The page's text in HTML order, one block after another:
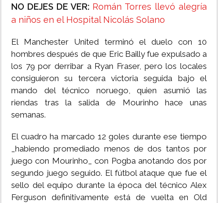
NO DEJES DE VER: Román Torres llevó alegría
a niños en el Hospital Nicolás Solano
El Manchester United terminó el duelo con 10
hombres después de que Eric Bailly fue expulsado a
los 79 por derribar a Ryan Fraser, pero los locales
consiguieron su tercera victoria seguida bajo el
mando del técnico noruego, quien asumió las
riendas tras la salida de Mourinho hace unas
semanas.
El cuadro ha marcado 12 goles durante ese tiempo
_habiendo promediado menos de dos tantos por
juego con Mourinho_ con Pogba anotando dos por
segundo juego seguido. El fútbol ataque que fue el
sello del equipo durante la época del técnico Alex
Ferguson definitivamente está de vuelta en Old